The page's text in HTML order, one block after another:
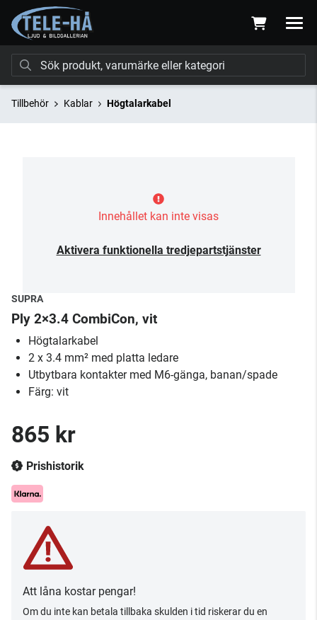
Tillbehör Kablar Högtalarkabel
Innehållet kan inte visas
Aktivera funktionella tredjepartstjänster
SUPRA
Ply 2×3.4 CombiCon, vit
Högtalarkabel
2 x 3.4 mm² med platta ledare
Utbytbara kontakter med M6-gänga, banan/spade
Färg: vit
865 kr
Prishistorik
Att låna kostar pengar!
Om du inte kan betala tillbaka skulden i tid riskerar du en